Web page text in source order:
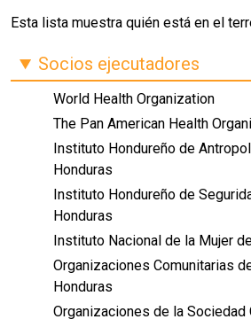
Esta lista muestra quién está en el
Socios ejecutadores
World Health Organization
The Pan American Health
Instituto Hondureño de
Honduras
Instituto Hondureño de
Honduras
Instituto Nacional de la Mujer
Organizaciones Comunitarias
Honduras
Organizaciones de la Sociedad